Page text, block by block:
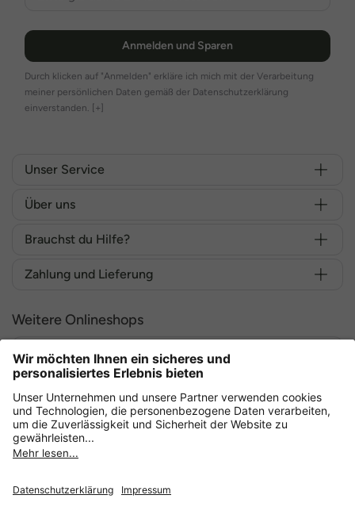
Anmelden und Sparen
Durch klicken auf "Anmelden" erkläre ich mich mit der Verarbeitung
meiner persönlichen Daten gemäß der Datenschutzerklärung
einverstanden. [+]
Unser Service
Über uns
Brauchst du Hilfe?
Zahlung und Lieferung
Weitere Onlineshops
Deutschland
Sicher einkaufen mit